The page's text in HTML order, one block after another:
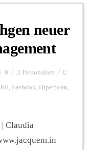
neuer
0 Personalien
, Faebook, HiperScan,
Claudia